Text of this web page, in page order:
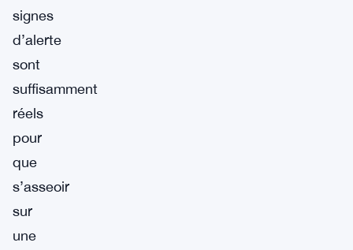
signes
d’alerte
sont
suffisamment
réels
pour
que
s’asseoir
sur
une